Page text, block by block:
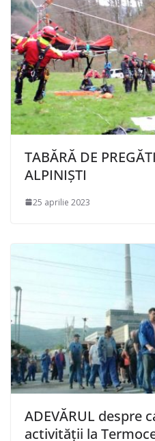
TABĂRĂ DE
ALPINIȘTI
25 aprilie 2023
ADEVĂRUL despre
activității la